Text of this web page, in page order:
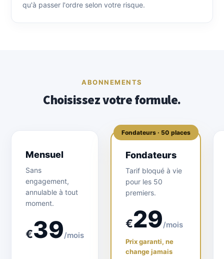
qu'à passer l'ordre selon votre risque.
ABONNEMENTS
Choisissez votre formule.
Mensuel
Sans
engagement,
annulable à tout
moment.
€39/mois
Fondateurs · 50 places
Fondateurs
Tarif bloqué à vie
pour les 50
premiers.
€29/mois
Prix garanti, ne
change jamais